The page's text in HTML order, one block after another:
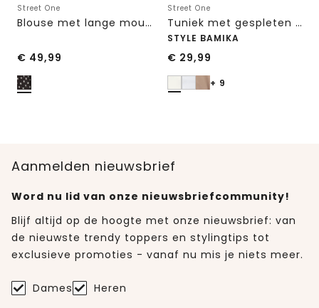
Street One
Blouse met lange mouwen en strikdetail
€ 49,99
Street One
Tuniek met gespleten hals
STYLE BAMIKA
€ 29,99
+ 9
Aanmelden nieuwsbrief
Word nu lid van onze nieuwsbriefcommunity!
Blijf altijd op de hoogte met onze nieuwsbrief: van
de nieuwste trendy toppers en stylingtips tot
exclusieve promoties - vanaf nu mis je niets meer.
Dames Heren